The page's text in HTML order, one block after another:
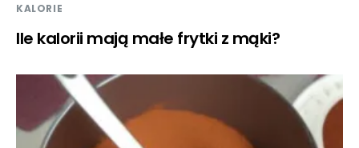
KALORIE
Ile kalorii mają małe frytki z mąki?